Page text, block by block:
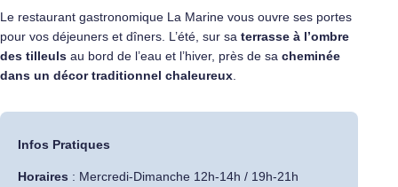
Le restaurant gastronomique La Marine vous ouvre ses portes
pour vos déjeuners et dîners. L’été, sur sa terrasse à l’ombre
des tilleuls au bord de l’eau et l’hiver, près de sa cheminée
dans un décor traditionnel chaleureux
Infos Pratiques
Horaires : Mercredi-Dimanche 12h-14h / 19h-21h